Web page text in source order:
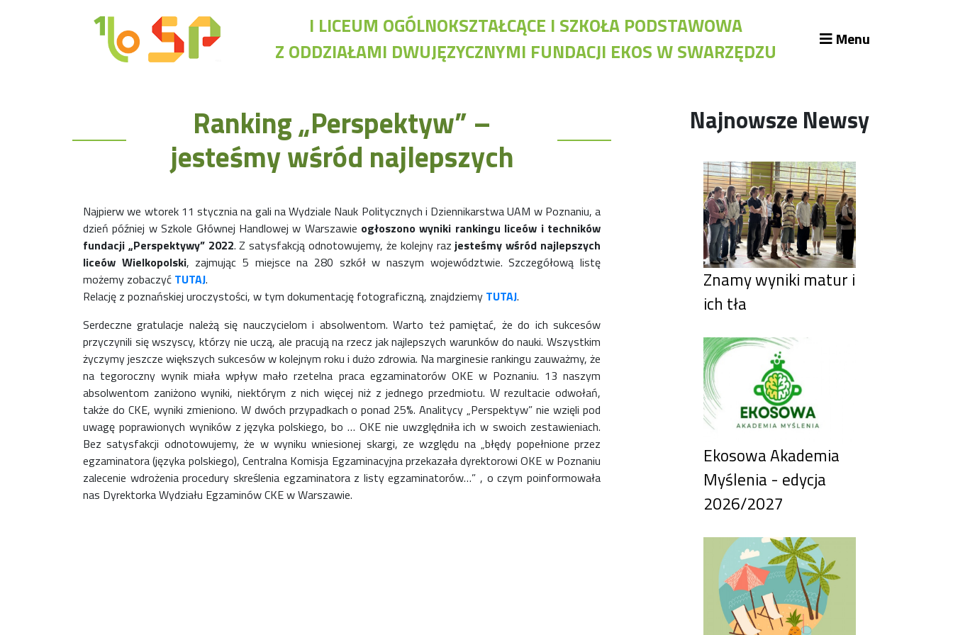
I LICEUM OGÓLNOKSZTAŁCĄCE I SZKOŁA PODSTAWOWA
Z ODDZIAŁAMI DWUJĘZYCZNYMI FUNDACJI EKOS W SWARZĘDZU
Menu
Regulamin rekrutacji do LO
Potrzebne dokumenty
Wymagania egzaminacyjne
Stypendia naukowe
Plan nauczania liceum 4-letniego
Archiwalna strona Szkoły
Biblioteka Szkolna
EKOSIK
Filmy z wydarzeń szkolnych
Harmonogram pracy szkoły
Konkurs klas
Konkurs "Złota Żaba"
Kontakty zagraniczne
Obóz adaptacyjny
Polityka ochrony dzieci
Przewodniczący Rady Szkoły
Szkoła zimowa
Warsztaty interdyscyplinarne
Wykaz podręczników
Zajęcia pozalekcyjne
Biblioteka szkolna
Dziennik elektroniczny
Rekrutacja SP
O nas
Regulamin rekrutacji do SP
Potrzebne dokumenty
Informacja o teście z języka angielskiego
Stypendia naukowe
Ranking „Perspektyw” –
jesteśmy wśród najlepszych
Najpierw we wtorek 11 stycznia na gali na Wydziale Nauk Politycznych i Dziennikarstwa UAM w Poznaniu, a
dzień później w Szkole Głównej Handlowej w Warszawie ogłoszono wyniki rankingu liceów i techników
fundacji „Perspektywy” 2022. Z satysfakcją odnotowujemy, że kolejny razjesteśmy wśród najlepszych
liceów Wielkopolski, zajmując 5 miejsce na 280 szkół w naszym województwie. Szczegółową listę
możemy zobaczyć TUTAJ.
Relację z poznańskiej uroczystości, w tym dokumentację fotograficzną, znajdziemy TUTAJ.
Serdeczne gratulacje należą się nauczycielom i absolwentom. Warto też pamiętać, że do ich sukcesów
przyczynili się wszyscy, którzy nie uczą, ale pracują na rzecz jak najlepszych warunków do nauki. Wszystkim
życzymy jeszcze większych sukcesów w kolejnym roku i dużo zdrowia. Na marginesie rankingu zauważmy, że
na tegoroczny wynik miała wpływ mało rzetelna praca egzaminatorów OKE w Poznaniu. 13 naszym
absolwentom zaniżono wyniki, niektórym z nich więcej niż z jednego przedmiotu. W rezultacie odwołań,
także do CKE, wyniki zmieniono. W dwóch przypadkach o ponad 25%. Analitycy „Perspektyw” nie wzięli pod
uwagę poprawionych wyników z języka polskiego, bo … OKE nie uwzględniła ich w swoich zestawieniach.
Bez satysfakcji odnotowujemy, że w wyniku wniesionej skargi, ze względu na „błędy popełnione przez
egzaminatora (języka polskiego), Centralna Komisja Egzaminacyjna przekazała dyrektorowi OKE w Poznaniu
zalecenie wdrożenia procedury skreślenia egzaminatora z listy egzaminatorów…” , o czym poinformowała
nas Dyrektorka Wydziału Egzaminów CKE w Warszawie.
Najnowsze Newsy
Znamy wyniki matur i
ich tła
Ekosowa Akademia
Myślenia - edycja
2026/2027